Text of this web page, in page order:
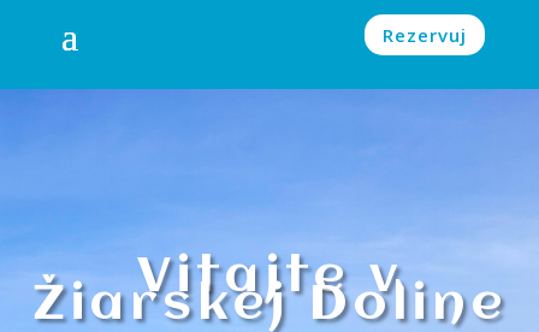
Rezervuj
Vitajte v
Žiarskej Doline